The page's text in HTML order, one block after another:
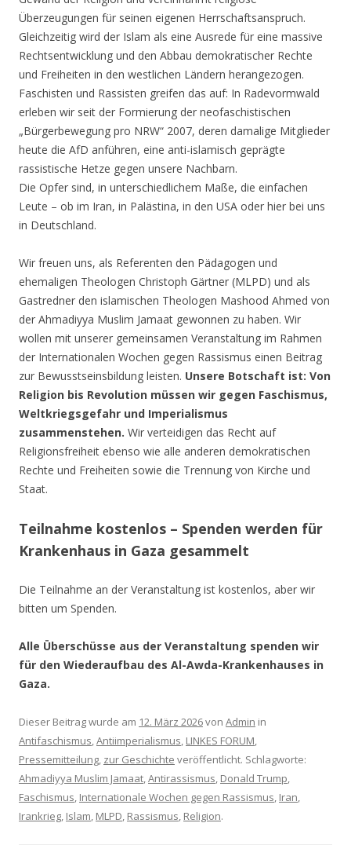
Überzeugungen für seinen eigenen Herrschaftsanspruch.
Gleichzeitig wird der Islam als eine Ausrede für eine massive
Rechtsentwicklung und den Abbau demokratischer Rechte
und Freiheiten in den westlichen Ländern herangezogen.
Faschisten und Rassisten greifen das auf: In Radevormwald
erleben wir seit der Formierung der neofaschistischen
„Bürgerbewegung pro NRW“ 2007, deren damalige Mitglieder
heute die AfD anführen, eine anti-islamisch geprägte
rassistische Hetze gegen unsere Nachbarn.
Die Opfer sind, in unterschiedlichem Maße, die einfachen
Leute – ob im Iran, in Palästina, in den USA oder hier bei uns
in Deutschland.
Wir freuen uns, als Referenten den Pädagogen und
ehemaligen Theologen Christoph Gärtner (MLPD) und als
Gastredner den islamischen Theologen Mashood Ahmed von
der Ahmadiyya Muslim Jamaat gewonnen zu haben. Wir
wollen mit unserer gemeinsamen Veranstaltung im Rahmen
der Internationalen Wochen gegen Rassismus einen Beitrag
zur Bewusstseinsbildung leisten. Unsere Botschaft ist: Von
Religion bis Revolution müssen wir gegen Faschismus,
Weltkriegsgefahr und Imperialismus
zusammenstehen. Wir verteidigen das Recht auf
Religionsfreiheit ebenso wie alle anderen demokratischen
Rechte und Freiheiten sowie die Trennung von Kirche und
Staat.
Teilnahme kostenlos – Spenden werden für
Krankenhaus in Gaza gesammelt
Die Teilnahme an der Veranstaltung ist kostenlos, aber wir
bitten um Spenden.
Alle Überschüsse aus der Veranstaltung spenden wir
für den Wiederaufbau des Al-Awda-Krankenhauses in
Gaza.
Dieser Beitrag wurde am 12. März 2026von Admin in
Antifaschismus,Antiimperialismus, LINKES FORUM,
Pressemitteilung, zur Geschichte veröffentlicht. Schlagworte:
Ahmadiyya Muslim Jamaat,Antirassismus, Donald Trump,
Faschismus, Internationale Wochen gegen Rassismus, Iran,
Irankrieg, Islam, MLPD, Rassismus, Religion.